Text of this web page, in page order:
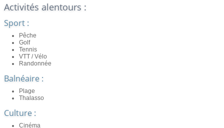
Activités alentours :
Sport :
Pêche
Golf
Tennis
VTT / Vélo
Randonnée
Balnéaire :
Plage
Thalasso
Culture :
Cinéma